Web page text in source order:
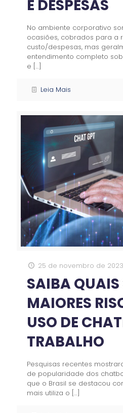
E DESPESAS
No ambiente corporativo
ocasiões, cobrados para a
custo/despesas, mas
entendimento completo
e […]
Leia Mais
25 de novembro de 2023
SAIBA QUAIS
MAIORES
USO DE
TRABALHO
Pesquisas recentes
de popularidade dos
que o Brasil se destacou
mais utiliza o […]